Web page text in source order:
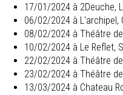
17/01/2024 à 2Deuche,
06/02/2024 à L'archipel,
08/02/2024 à Théâtre
10/02/2024 à Le Reflet,
22/02/2024 à Théâtre
23/02/2024 à Théâtre
13/03/2024 à Chateau